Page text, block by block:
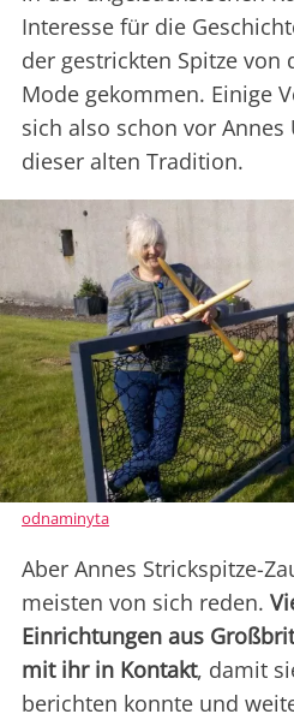
Interesse für die
der gestrickten Spitze von
Mode gekommen. Einige
sich also schon vor
dieser alten Tradition.
odnaminyta
Aber Annes Strickspitze-
meisten von sich reden.
Einrichtungen aus
mit ihr in Kontakt, damit
berichten konnte und